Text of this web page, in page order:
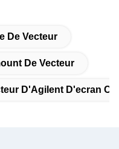
De Vecteur
De Vecteur
D'Agilent D'ecran